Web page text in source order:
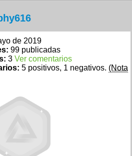
de 2019
99 publicadas
3 Ver comentarios
5 positivos, 1 negativos. (Nota